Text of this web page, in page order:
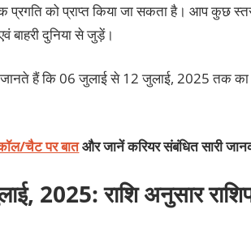
को प्राप्‍त किया जा सकता है। आप कुछ
बाहरी दुनिया से जुड़ें।
हैं कि 06 जुलाई से 12 जुलाई, 2025 तक का
कॉल/चैट पर बातऔर जानें करियर संबंधित सारी
2025: राशि अनुसार